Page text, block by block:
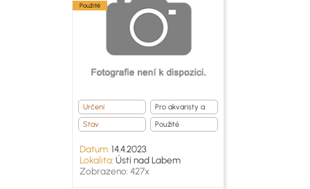
Použité
Určení
Pro akvaristy a
teraristy
Stav
Použité
Datum:14.4.2023
Lokalita:Ústí nad Labem
Zobrazeno: 427x